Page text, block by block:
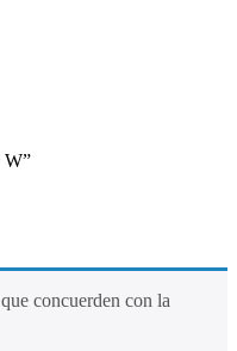
W”
concuerden con la